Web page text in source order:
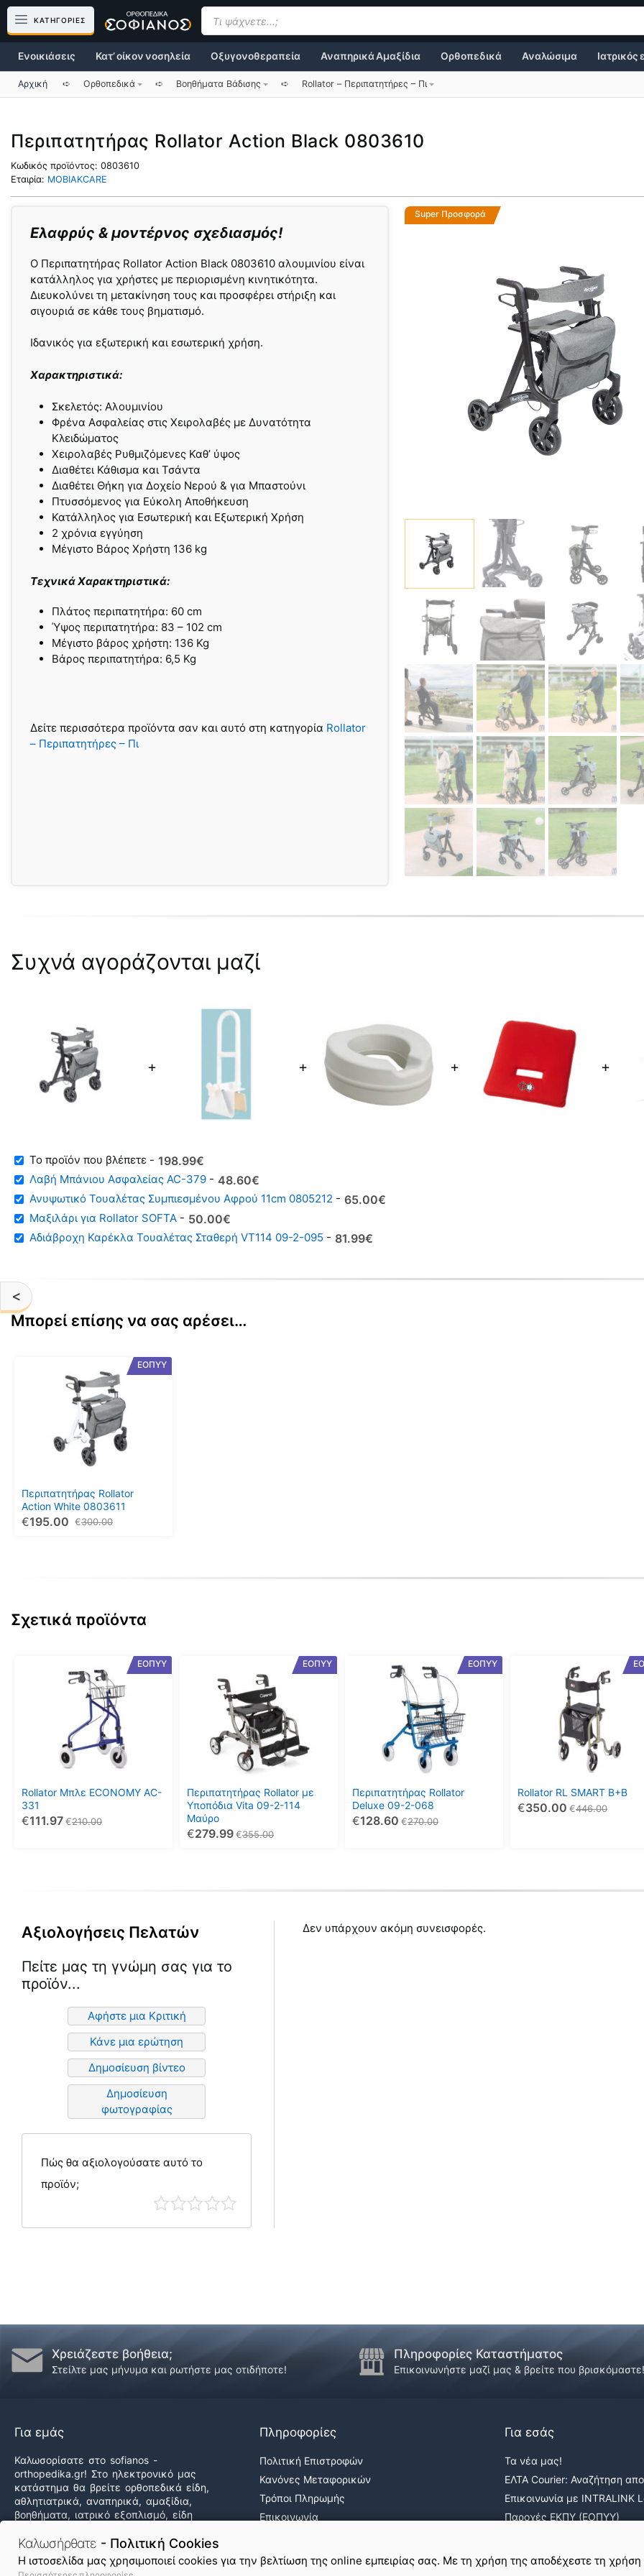
Καλωσήρθατε - Πολιτική Cookies
H ιστοσελίδα μας χρησιμοποιεί cookies για την βελτίωση της online εμπειρίας σας. Με τη χρήση της αποδέχεστε τη
Μετάβαση
περιεχόμενο
ΚΑΤΗΓΟΡΙΕΣ
Products
search
Κατ’ οίκον νοσηλεία Οξυγονοθεραπεία Αναπηρικά Αμαξίδια
Ενοικιάσεις Ορθοπεδικά Αναλώσιμα Ιατρικός
Αρχική ➪ Ορθοπεδικά ➪ Βοηθήματα Βάδισης ➪ Rollator – Περιπατητήρες – Πι
<
Περιπατητήρας Rollator Action Black 0803610
Κωδικός προϊόντος: 0803610
Εταιρία: MOBIAKCARE
Ελαφρύς & μοντέρνος σχεδιασμός!
Ο Περιπατητήρας Rollator Action Black 0803610 αλουμινίου είναι
κατάλληλος για χρήστες με περιορισμένη κινητικότητα.
Διευκολύνει τη μετακίνηση τους και προσφέρει στήριξη και
σιγουριά σε κάθε τους βηματισμό.
Ιδανικός για εξωτερική και εσωτερική χρήση.
Χαρακτηριστικά:
Σκελετός: Αλουμινίου
Φρένα Ασφαλείας στις Χειρολαβές με Δυνατότητα
Κλειδώματος
Χειρολαβές Ρυθμιζόμενες Καθ’ ύψος
Διαθέτει Κάθισμα και Τσάντα
Διαθέτει Θήκη για Δοχείο Νερού & για Μπαστούνι
Πτυσσόμενος για Εύκολη Αποθήκευση
Κατάλληλος για Εσωτερική και Εξωτερική Χρήση
2 χρόνια εγγύηση
Μέγιστο Βάρος Χρήστη 136 kg
Τεχνικά Χαρακτηριστικά:
Πλάτος περιπατητήρα: 60 cm
Ύψος περιπατητήρα: 83 – 102 cm
Μέγιστο βάρος χρήστη: 136 Kg
Βάρος περιπατητήρα: 6,5 Kg
Δείτε περισσότερα προϊόντα σαν και αυτό στη κατηγορία Rollator
– Περιπατητήρες – Πι
Super Προσφορά
Συχνά αγοράζονται μαζί
+ + + +
-
Original
price
was:
300.00€.
198.99€
Η
τρέχουσα
τιμή
είναι:
198.99€.
Λαβή Μπάνιου Ασφαλείας AC-379 - 48.60€
Ανυψωτικό Τουαλέτας Συμπιεσμένου Αφρού 11cm 0805212 - 65.00€
Μαξιλάρι για Rollator SOFTA - 50.00€
Αδιάβροχη Καρέκλα Τουαλέτας Σταθερή VT114 09-2-095 -
Original
100.00€.
81.99€
Η
είναι:
81.99€.
Μπορεί επίσης να σας αρέσει…
ΕΟΠΥΥ
Περιπατητήρας Rollator
Action White 0803611
300.00
€
195.00
€
Σχετικά προϊόντα
ΕΟΠΥΥ
Rollator Μπλε ECONOMY AC-
331
210.00
€
111.97
€
ΕΟΠΥΥ
Περιπατητήρας Rollator με
Υποπόδια Vita 09-2-114
Mαύρο
355.00
€
279.99
€
ΕΟΠΥΥ
Περιπατητήρας Rollator
Deluxe 09-2-068
270.00
€
128.60
€
Rollator RL SMART B+B
446.00
€
350.00
€
Αξιολογήσεις Πελατών
Πείτε μας τη γνώμη σας για το
προϊόν...
Αφήστε μια Κριτική
Κάνε μια ερώτηση
Δημοσίευση βίντεο
Δημοσίευση
φωτογραφίας
Πώς θα αξιολογούσατε αυτό το
προϊόν;
Δεν υπάρχουν ακόμη συνεισφορές.
Χρειάζεστε βοήθεια;
Στείλτε μας μήνυμα και ρωτήστε μας οτιδήποτε!
Πληροφορίες Καταστήματος
Επικοινωνήστε μαζί μας & βρείτε που βρισκόμαστε!
Για εμάς
Καλωσορίσατε στο sofianos -
orthopedika.gr! Στο ηλεκτρονικό μας
κατάστημα θα βρείτε ορθοπεδικά είδη,
αθλητιατρικά, αναπηρικά, αμαξίδια,
βοηθήματα, ιατρικό εξοπλισμό, είδη
δεκάδες προϊόντα υγείας & ομορφιάς,
στις καλύτερες τιμές της αγοράς!
Πληροφορίες
Πολιτική Επιστροφών
Κανόνες Μεταφορικών
Τρόποι Πληρωμής
Επικοινωνία
Εργαστείτε σε εμάς
Για εσάς
Τα νέα μας!
ΕΛΤΑ Courier: Αναζήτηση
Επικοινωνία με INTRALINK
Παροχές ΕΚΠΥ (ΕΟΠΥΥ)